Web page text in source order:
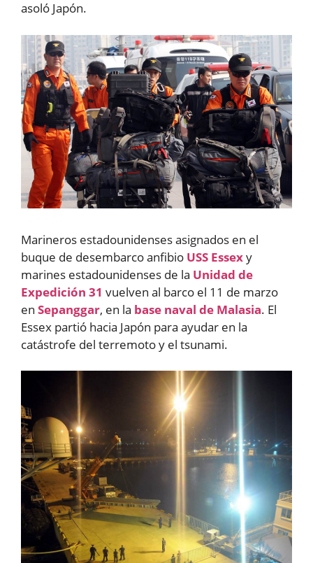
asoló Japón.
Marineros estadounidenses asignados en el
buque de desembarco anfibio USS Essexy
marines estadounidenses de la Unidad de
Expedición 31 vuelven al barco el 11 de marzo
en Sepanggar, en la base naval de Malasia. El
Essex partió hacia Japón para ayudar en la
catástrofe del terremoto y el tsunami.